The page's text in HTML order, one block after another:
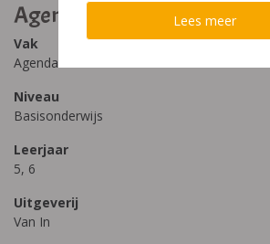
Agenda 5/6
Vak
Agenda
Niveau
Basisonderwijs
Leerjaar
5, 6
Uitgeverij
Van In
Lees meer